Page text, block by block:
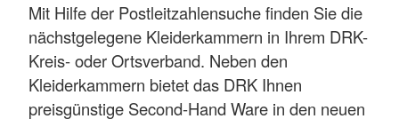
Mit Hilfe der Postleitzahlensuche finden Sie die
nächstgelegene Kleiderkammern in Ihrem DRK-
Kreis- oder Ortsverband. Neben den
Kleiderkammern bietet das DRK Ihnen
preisgünstige Second-Hand Ware in den neuen